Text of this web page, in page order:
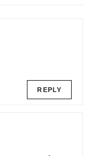
REPLY